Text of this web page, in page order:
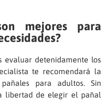
mejores para
evaluar detenidamente los
te recomendará la
para adultos. Sin
libertad de elegir el pañal